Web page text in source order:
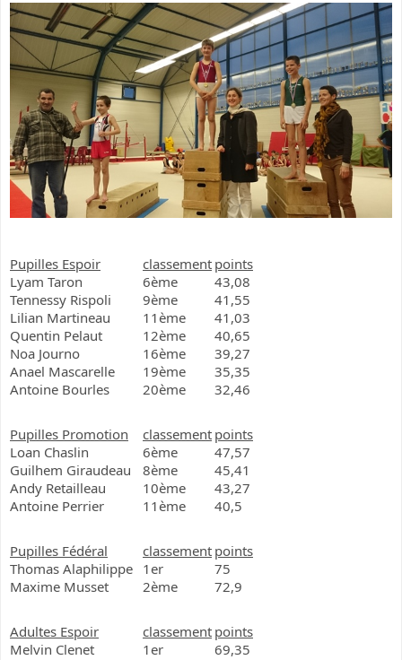
Pupilles Espoir classement points
Lyam Taron
6ème
43,08
Tennessy Rispoli
9ème
41,55
Lilian Martineau
11ème
41,03
Quentin Pelaut
12ème
40,65
Noa Journo
16ème
39,27
Anael Mascarelle
19ème
35,35
Antoine Bourles
20ème 32,46
Pupilles Promotion classement points
Loan Chaslin
6ème
47,57
Guilhem Giraudeau
8ème
45,41
Andy Retailleau
10ème
43,27
Antoine Perrier
11ème 40,5
Pupilles Fédéral classement points
Thomas Alaphilippe 1er
75
Maxime Musset
2ème 72,9
Adultes Espoir classement points
Melvin Clenet
1er 69,35